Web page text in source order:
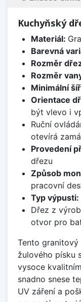
Kuchyňský
Materiál:
Barevná
Rozměr
Rozměr
Minimální
Orientace
být vlevo i
Ruční
otevírá
Provedení
dřezu
Způsob
pracovní
Typ výpusti:
Dřez z
otvor pro
Tento granitový
žulového písku
vysoce
snadno snese
UV záření a